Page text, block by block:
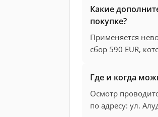
Какие
покупке?
Применяется
сбор 590 EUR,
Где и когда
Осмотр
по адресу: ул.